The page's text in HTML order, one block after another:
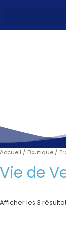
Accueil / Boutique /
Vie de
Afficher les 3